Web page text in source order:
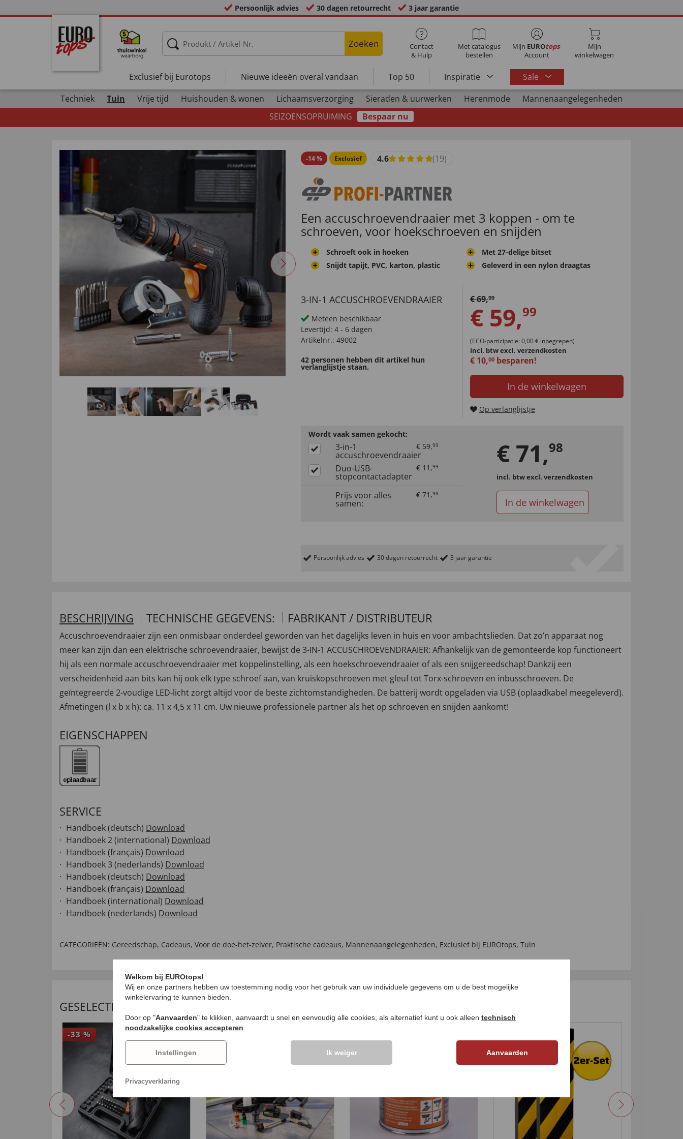
Persoonlijk advies 30 dagen retourrecht 3 jaar garantie
Zoeken
Contact
& Hulp
Met catalogus
bestellen
Mijn EUROtops-
Account
Mijn
winkelwagen
Exclusief bij Eurotops Nieuwe ideeën overal vandaan Top 50 Inspiratie
Sale
Techniek
Tuin Vrije tijd Huishouden & wonen Lichaamsverzorging Sieraden & uurwerken Herenmode
Mannenaangelegenheden
SEIZOENSOPRUIMING
Bespaar nu
-14% Exclusief 4.6 (19)
Een accuschroevendraaier met 3 koppen - om te
schroeven, voor hoekschroeven en snijden
Schroeft ook in hoeken
Snijdt tapijt, PVC, karton, plastic
Met 27-delige bitset
Geleverd in een nylon draagtas
3-IN-1 ACCUSCHROEVENDRAAIER
Meteen beschikbaar
Levertijd: 4 - 6 dagen
Artikelnr.: 49002
42 personen hebben dit artikel hun
verlanglijstje staan.
€69,99
€ 59,99
(ECO-participatie: 0,00 € inbegrepen)
incl. btwexcl. verzendkosten
€ 10,00besparen!
In de winkelwagen
Op verlanglijstje
Wordt vaak samen gekocht:
3-in-1
accuschroevendraaier
€ 59,99
Duo-USB-
stopcontactadapter
€ 11 ,99
Prijs voor alles
samen:
€ 71 ,98
€ 71,98
incl. btwexcl. verzendkosten
In de winkelwagen
Persoonlijk advies 30 dagen retourrecht 3 jaar garantie
BESCHRIJVING TECHNISCHE GEGEVENS: FABRIKANT / DISTRIBUTEUR
Accuschroevendraaier zijn een onmisbaar onderdeel geworden van het dagelijks leven in huis en voor ambachtslieden. Dat zo’n apparaat nog
meer kan zijn dan een elektrische schroevendraaier, bewijst de 3-IN-1 ACCUSCHROEVENDRAAIER: Afhankelijk van de gemonteerde kop functioneert
hij als een normale accuschroevendraaier met koppelinstelling, als een hoekschroevendraaier of als een snijgereedschap! Dankzij een
verscheidenheid aan bits kan hij ook elk type schroef aan, van kruiskopschroeven met gleuf tot Torx-schroeven en inbusschroeven. De
geïntegreerde 2-voudige LED-licht zorgt altijd voor de beste zichtomstandigheden. De batterij wordt opgeladen via USB (oplaadkabel meegeleverd).
Afmetingen (l x b x h): ca. 11 x 4,5 x 11 cm. Uw nieuwe professionele partner als het op schroeven en snijden aankomt!
EIGENSCHAPPEN
SERVICE
Handboek (deutsch) Download
Handboek 2 (international) Download
Handboek (français) Download
Handboek 3 (nederlands) Download
Handboek (deutsch) Download
Handboek (français) Download
Handboek (international) Download
Handboek (nederlands) Download
CATEGORIEËN: Gereedschap, Cadeaus, Voor de doe-het-zelver, Praktische cadeaus, Mannenaangelegenheden, Exclusief bij EUROtops, Tuin
GESELECTEERDE AANBEVELINGEN VOOR U
-33 % NIEUW
Welkom bij EUROtops!
Wij en onze partners hebben uw toestemming nodig voor het gebruik van uw individuele gegevens om u de best mogelijke
winkelervaring te kunnen bieden.
Door op "Aanvaarden" te klikken, aanvaardt u snel en eenvoudig alle cookies, als alternatief kunt u ook alleen technisch
noodzakelijke cookies accepteren
Instellingen Ik weiger Aanvaarden
Privacyverklaring